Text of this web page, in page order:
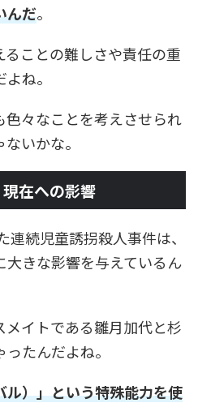
んだ。
ことの難しさや責任の重
ね。
々なことを考えさせられ
いかな。
在への影響
続児童誘拐殺人事件は、
きな影響を与えているん
メイトである雛月加代と杉
たんだよね。
）」という特殊能力を使